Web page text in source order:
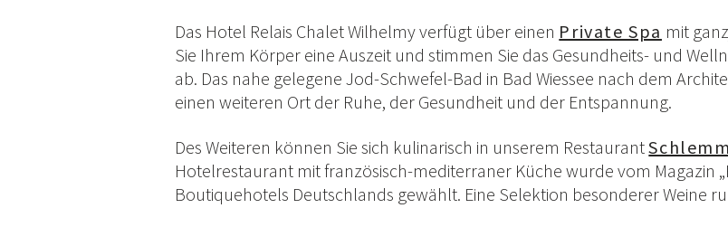
Das Hotel Relais Chalet Wilhelmy verfügt über einen Private Spa mit
Sie Ihrem Körper eine Auszeit und stimmen Sie das Gesundheits- und
ab. Das nahe gelegene Jod-Schwefel-Bad in Bad Wiessee nach dem
einen weiteren Ort der Ruhe, der Gesundheit und der Entspannung.
Des Weiteren können Sie sich kulinarisch in unserem Restaurant
Hotelrestaurant mit französisch-mediterraner Küche wurde vom Magazin
Boutiquehotels Deutschlands gewählt. Eine Selektion besonderer Weine